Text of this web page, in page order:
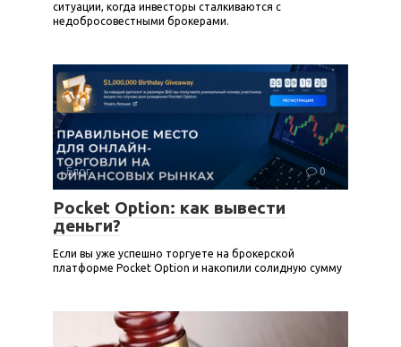
ситуации, когда инвесторы сталкиваются с
недобросовестными брокерами.
Блог 0
Pocket Option: как вывести
деньги?
Если вы уже успешно торгуете на брокерской
платформе Pocket Option и накопили солидную сумму